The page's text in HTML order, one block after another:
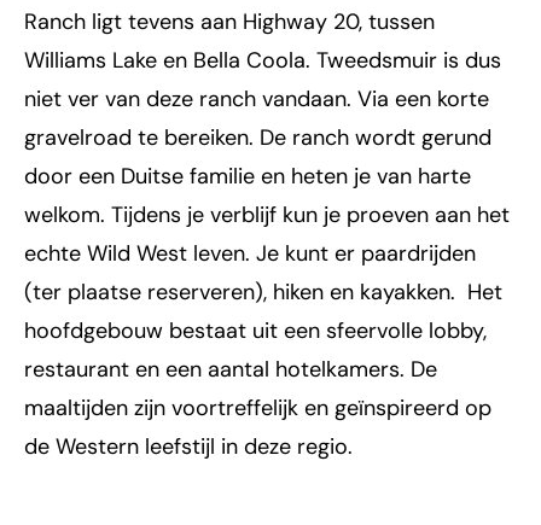
Ranch ligt tevens aan Highway 20, tussen
Williams Lake en Bella Coola. Tweedsmuir is dus
niet ver van deze ranch vandaan. Via een korte
gravelroad te bereiken. De ranch wordt gerund
door een Duitse familie en heten je van harte
welkom. Tijdens je verblijf kun je proeven aan het
echte Wild West leven. Je kunt er paardrijden
(ter plaatse reserveren), hiken en kayakken. Het
hoofdgebouw bestaat uit een sfeervolle lobby,
restaurant en een aantal hotelkamers. De
maaltijden zijn voortreffelijk en geïnspireerd op
de Western leefstijl in deze regio.